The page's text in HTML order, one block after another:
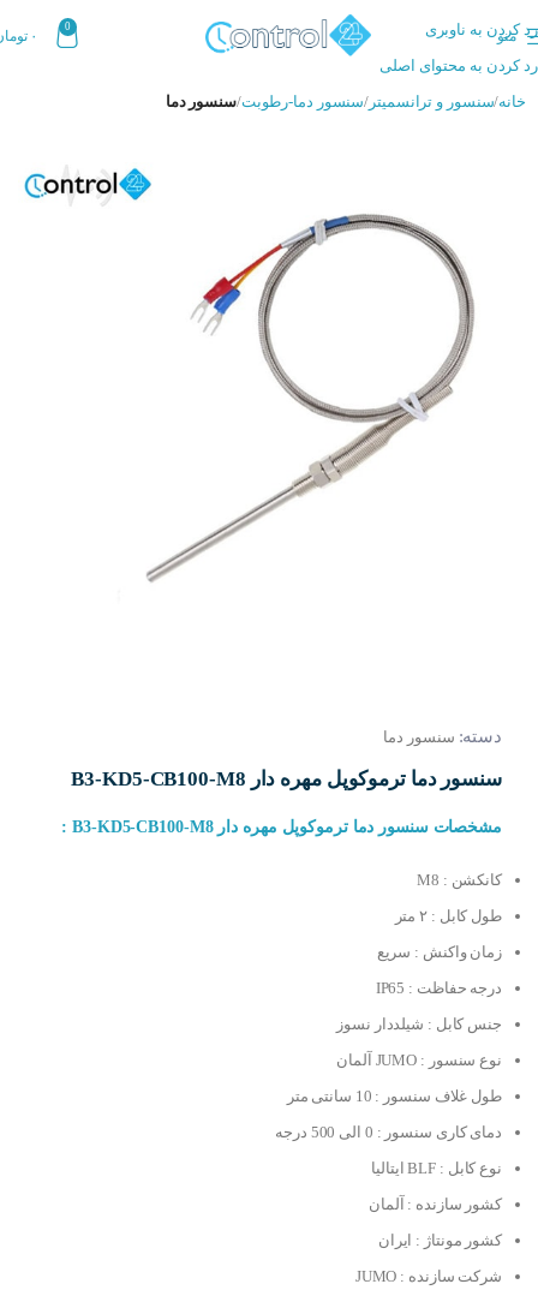
رد کردن به ناوبری
رد کردن به محتوای اصلی
منو
0
۰
خانه سنسور و ترانسمیتر سنسور دما-رطوبت سنسور دما
دسته: سنسور دما
سنسور دما ترموکوپل مهره دار B3-KD5-CB100-M8
مشخصات سنسور دما ترموکوپل مهره دار B3-KD5-CB100-M8 :
کانکشن : M8
طول کابل : ۲ متر
زمان واکنش : سریع
درجه حفاظت : IP65
جنس کابل : شیلددار نسوز
نوع سنسور : JUMO آلمان
طول غلاف سنسور : 10 سانتی متر
دمای کاری سنسور : 0 الی 500 درجه
نوع کابل : BLF ایتالیا
کشور سازنده : آلمان
کشور مونتاژ : ایران
شرکت سازنده : JUMO